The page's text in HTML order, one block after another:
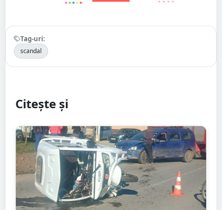
Tag-uri:
scandal
Citește și